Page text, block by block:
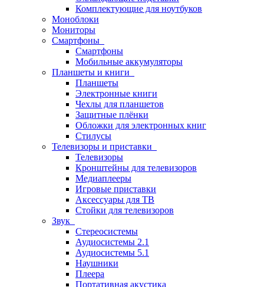
Комплектующие для ноутбуков
Моноблоки
Мониторы
Смартфоны
Смартфоны
Мобильные аккумуляторы
Планшеты и книги
Планшеты
Электронные книги
Чехлы для планшетов
Защитные плёнки
Обложки для электронных книг
Стилусы
Телевизоры и приставки
Телевизоры
Кронштейны для телевизоров
Медиаплееры
Игровые приставки
Аксессуары для ТВ
Стойки для телевизоров
Звук
Стереосистемы
Аудиосистемы 2.1
Аудиосистемы 5.1
Наушники
Плеера
Портативная акустика